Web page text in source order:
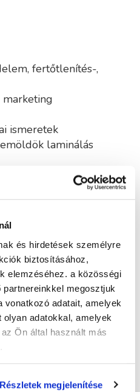
és hirdetések személyre
biztosításához,
elemzéséhez. a közösségi
megosztjuk
vonatkozó adatait, amelyek
adatokkal, amelyek
Ön által használt más
Részletek megjelenítése
fertőtlenítés-,
marketing
ismeretek
laminálás